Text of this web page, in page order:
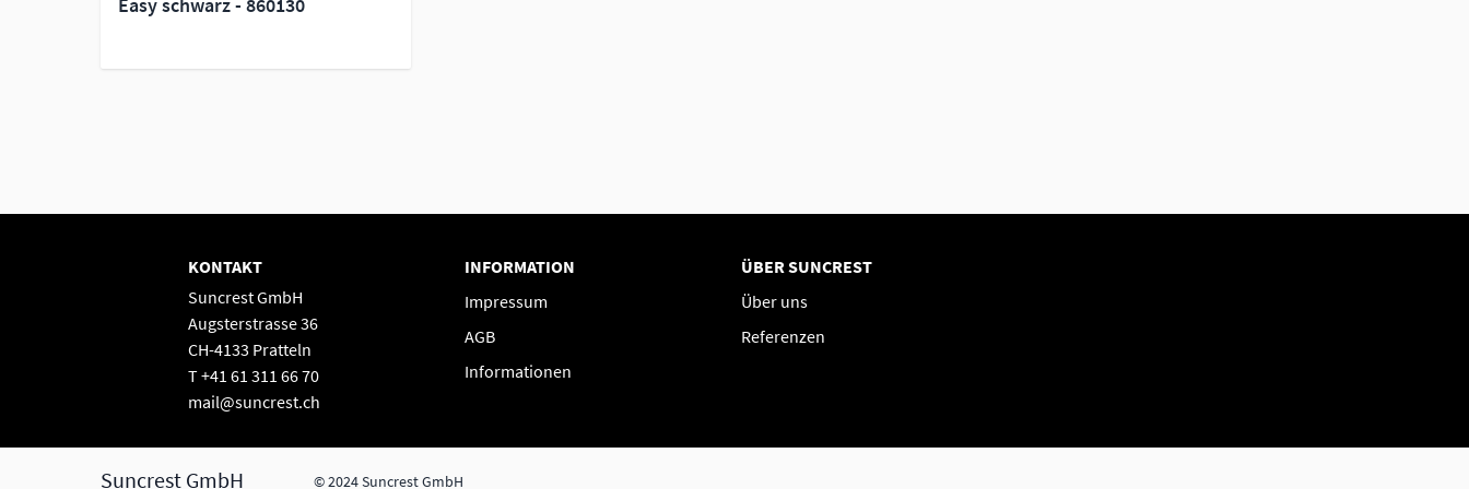
KONTAKT
Suncrest GmbH
Augsterstrasse 36
CH-4133 Pratteln
T +41 61 311 66 70
mail@suncrest.ch
INFORMATION
Impressum
AGB
Informationen
ÜBER SUNCREST
Über uns
Referenzen
Suncrest GmbH © 2024 Suncrest GmbH